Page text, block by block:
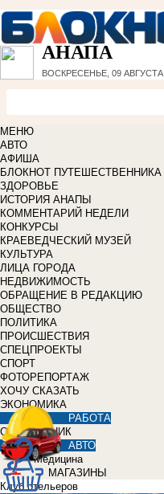
АНАПА
ВОСКРЕСЕНЬЕ, 09 АВГУСТА
МЕНЮ
АВТО
АФИША
БЛОКНОТ ПУТЕШЕСТВЕННИКА
ЗДОРОВЬЕ
ИСТОРИЯ АНАПЫ
КОММЕНТАРИЙ НЕДЕЛИ
КОНКУРСЫ
КРАЕВЕДЧЕСКИЙ МУЗЕЙ
КУЛЬТУРА
ЛИЦА ГОРОДА
НЕДВИЖИМОСТЬ
ОБРАЩЕНИЕ В РЕДАКЦИЮ
ОБЩЕСТВО
ПОЛИТИКА
ПРОИСШЕСТВИЯ
СПЕЦПРОЕКТЫ
СПОРТ
ФОТОРЕПОРТАЖ
ХОЧУ СКАЗАТЬ
ЭКОНОМИКА
РАБОТА
СПРАВОЧНИК
АВТО
Медицина
МАГАЗИНЫ
Клуб отельеров